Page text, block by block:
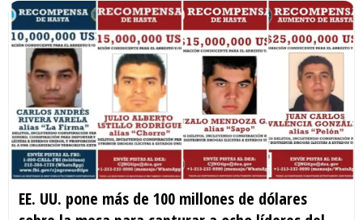
EE. UU. pone más de 100 millones de dólares